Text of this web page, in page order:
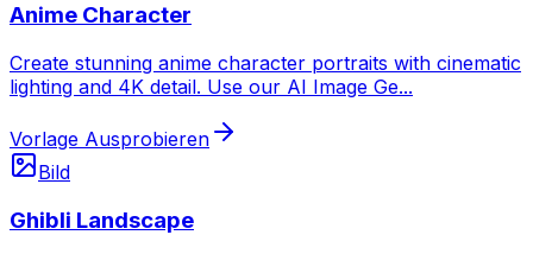
Anime Character
Create stunning anime character portraits with cinematic
lighting and 4K detail. Use our AI Image Ge...
Vorlage Ausprobieren
Bild
Ghibli Landscape